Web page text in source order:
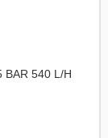
BAR 540 L/H